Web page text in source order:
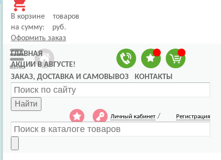
В корзине
товаров
на сумму:
руб.
Оформить заказ
ГЛАВНАЯ
АКЦИИ В АВГУСТЕ!
ЗАКАЗ, ДОСТАВКА И САМОВЫВОЗ
КОНТАКТЫ
Найти
Личный кабинет / Регистрация